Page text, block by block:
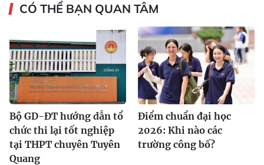
CÓ THỂ BẠN QUAN TÂM
Bộ GD-ĐT hướng dẫn tổ
chức thi lại tốt nghiệp
tại THPT chuyên Tuyên
Quang
Điểm chuẩn đại học
2026: Khi nào các
trường công bố?